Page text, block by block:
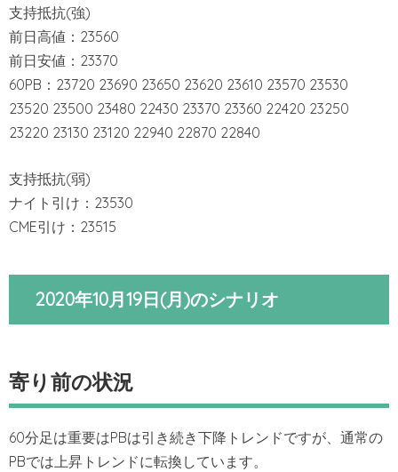
支持抵抗(強)
前日高値：23560
前日安値：23370
60PB：23720 23690 23650 23620 23610 23570 23530
23520 23500 23480 22430 23370 23360 22420 23250
23220 23130 23120 22940 22870 22840
支持抵抗(弱)
ナイト引け：23530
CME引け：23515
2020年10月19日(月)のシナリオ
寄り前の状況
60分足は重要はPBは引き続き下降トレンドですが、通常の
PBでは上昇トレンドに転換しています。